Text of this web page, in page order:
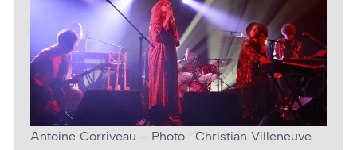
Antoine Corriveau – Photo : Christian Villeneuve